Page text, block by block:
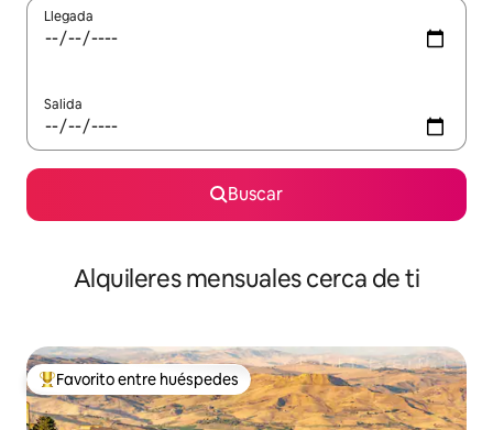
Llegada
Salida
Buscar
Alquileres mensuales cerca de ti
Favorito entre huéspedes preferido
Favorito entre huéspedes